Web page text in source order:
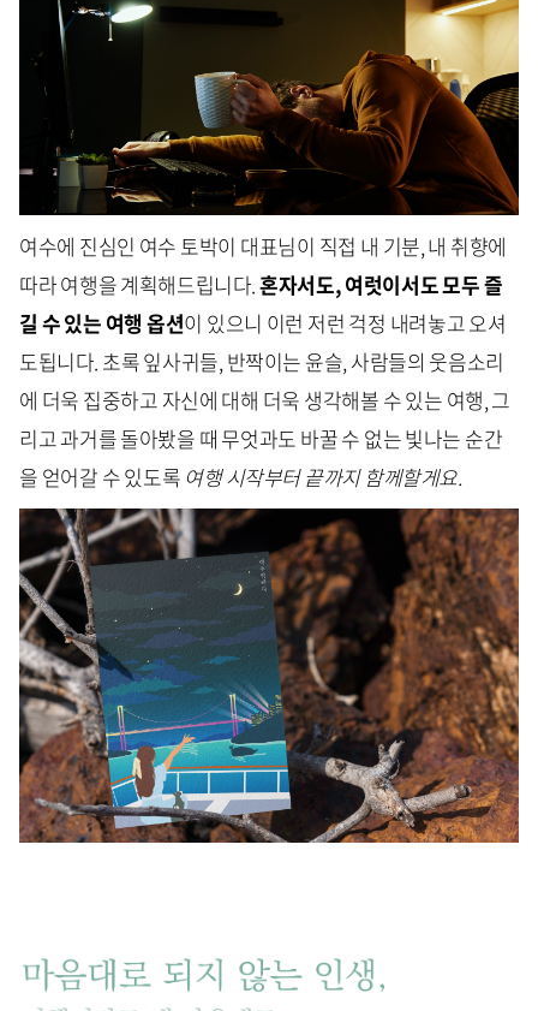
여수에 진심인 여수 토박이 대표님이 직접 내 기분, 내 취향에
따라 여행을 계획해드립니다.혼자서도, 여럿이서도 모두 즐
길 수 있는 여행 옵션이 있으니 이런 저런 걱정 내려놓고 오셔
도됩니다. 초록 잎사귀들, 반짝이는 윤슬, 사람들의 웃음소리
에 더욱 집중하고 자신에 대해 더욱 생각해볼 수 있는 여행, 그
리고 과거를 돌아봤을 때 무엇과도 바꿀 수 없는 빛나는 순간
을 얻어갈 수 있도록 여행 시작부터 끝까지 함께할게요.